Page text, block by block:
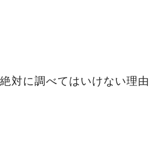
対に調べてはいけない理由